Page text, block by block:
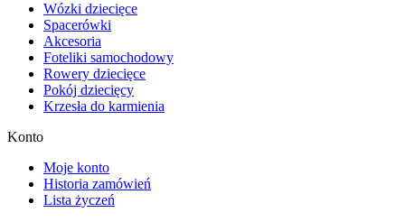
Wózki dziecięce
Spacerówki
Akcesoria
Foteliki samochodowy
Rowery dziecięce
Pokój dziecięcy
Krzesła do karmienia
Konto
Moje konto
Historia zamówień
Lista życzeń